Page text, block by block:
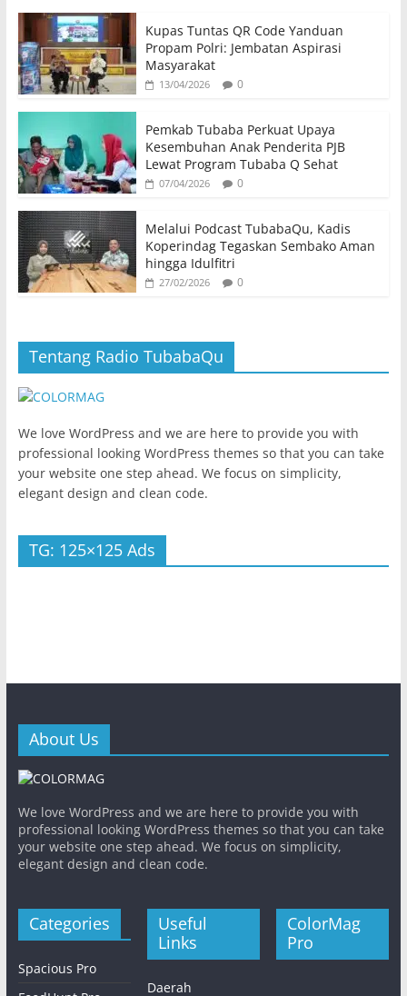
Kupas Tuntas QR Code Yanduan
Propam Polri: Jembatan Aspirasi
Masyarakat
13/04/2026 0
Pemkab Tubaba Perkuat Upaya
Kesembuhan Anak Penderita PJB
Lewat Program Tubaba Q Sehat
07/04/2026 0
Melalui Podcast TubabaQu, Kadis
Koperindag Tegaskan Sembako Aman
hingga Idulfitri
27/02/2026 0
Tentang Radio TubabaQu
We love WordPress and we are here to provide you with
professional looking WordPress themes so that you can take
your website one step ahead. We focus on simplicity,
elegant design and clean code.
TG: 125×125 Ads
About Us
We love WordPress and we are here to provide you with
professional looking WordPress themes so that you can take
your website one step ahead. We focus on simplicity,
elegant design and clean code.
Categories
Spacious Pro
Useful
Links
Daerah
ColorMag
Pro